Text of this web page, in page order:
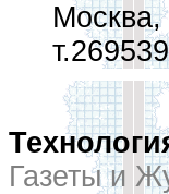
Газеты и